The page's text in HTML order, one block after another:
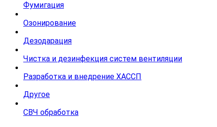
Фумигация
Озонирование
Дезодарация
Чистка и дезинфекция систем вентиляции
Разработка и внедрение ХАССП
Другое
СВЧ обработка